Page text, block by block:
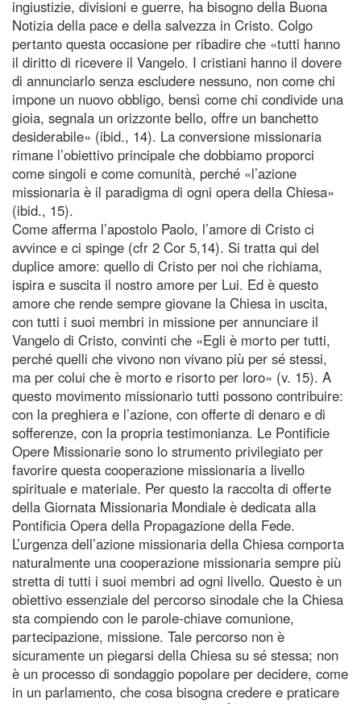
ingiustizie, divisioni e guerre, ha bisogno della Buona
Notizia della pace e della salvezza in Cristo. Colgo
pertanto questa occasione per ribadire che «tutti hanno
il diritto di ricevere il Vangelo. I cristiani hanno il dovere
di annunciarlo senza escludere nessuno, non come chi
impone un nuovo obbligo, bensì come chi condivide una
gioia, segnala un orizzonte bello, offre un banchetto
desiderabile» (ibid., 14). La conversione missionaria
rimane l’obiettivo principale che dobbiamo proporci
come singoli e come comunità, perché «l’azione
missionaria è il paradigma di ogni opera della Chiesa»
(ibid., 15).
Come afferma l’apostolo Paolo, l’amore di Cristo ci
avvince e ci spinge (cfr 2 Cor 5,14). Si tratta qui del
duplice amore: quello di Cristo per noi che richiama,
ispira e suscita il nostro amore per Lui. Ed è questo
amore che rende sempre giovane la Chiesa in uscita,
con tutti i suoi membri in missione per annunciare il
Vangelo di Cristo, convinti che «Egli è morto per tutti,
perché quelli che vivono non vivano più per sé stessi,
ma per colui che è morto e risorto per loro» (v. 15). A
questo movimento missionario tutti possono contribuire:
con la preghiera e l’azione, con offerte di denaro e di
sofferenze, con la propria testimonianza. Le Pontificie
Opere Missionarie sono lo strumento privilegiato per
favorire questa cooperazione missionaria a livello
spirituale e materiale. Per questo la raccolta di offerte
della Giornata Missionaria Mondiale è dedicata alla
Pontificia Opera della Propagazione della Fede.
L’urgenza dell’azione missionaria della Chiesa comporta
naturalmente una cooperazione missionaria sempre più
stretta di tutti i suoi membri ad ogni livello. Questo è un
obiettivo essenziale del percorso sinodale che la Chiesa
sta compiendo con le parole-chiave comunione,
partecipazione, missione. Tale percorso non è
sicuramente un piegarsi della Chiesa su sé stessa; non
è un processo di sondaggio popolare per decidere, come
in un parlamento, che cosa bisogna credere e praticare